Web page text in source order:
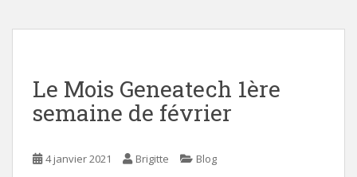
Le Mois Geneatech 1ère
semaine de février
4 janvier 2021 Brigitte Blog